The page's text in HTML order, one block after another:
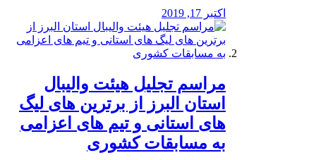
اکتبر 17, 2019
مراسم تجلیل هیئت والیبال
استان البرز از برترین های لیگ
های استانی و تیم های اعزامی
به مسابقات کشوری